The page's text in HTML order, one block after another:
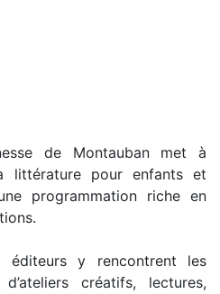
de Montauban met à
littérature pour enfants et
programmation riche en
éditeurs y rencontrent les
créatifs, lectures,